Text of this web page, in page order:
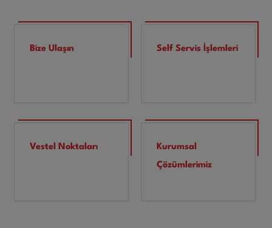
Bize Ulaşın Self Servis İşlemleri
Vestel Noktaları
Kurumsal
Çözümlerimiz